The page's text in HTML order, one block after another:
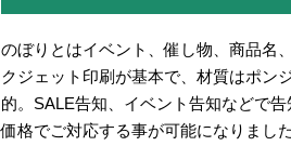
のぼりとはイベント、催し物、商品名
クジェット印刷が基本で、材質はポン
的。SALE告知、イベント告知などで
価格でご対応する事が可能になりまし